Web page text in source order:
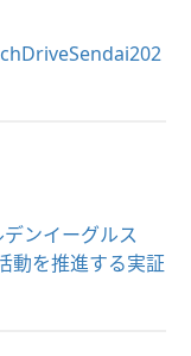
デンイーグルス
動を推進する実証